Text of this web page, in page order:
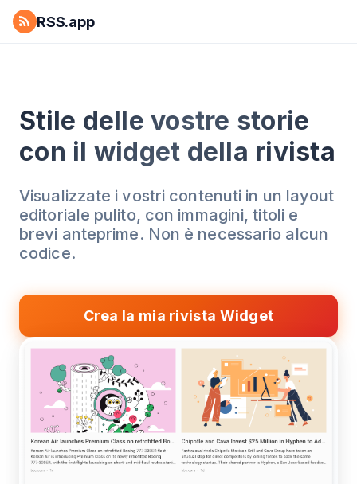
RSS.app
Stile delle vostre storie
con il widget della rivista
Visualizzate i vostri contenuti in un layout
editoriale pulito, con immagini, titoli e
brevi anteprime. Non è necessario alcun
codice.
Crea la mia rivista Widget